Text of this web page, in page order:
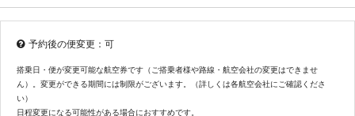
予約後の便変更：可
搭乗日・便が変更可能な航空券です（ご搭乗者様や路線・航空会社の変更はできませ
ん）。変更ができる期間には制限がございます。（詳しくは各航空会社にご確認くださ
い）
日程変更になる可能性がある場合におすすめです。